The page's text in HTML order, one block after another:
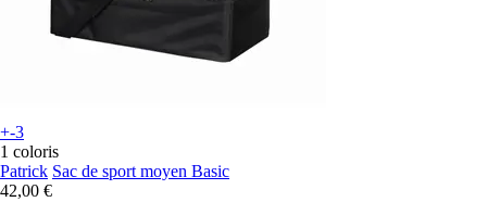
+-3
1 coloris
Patrick Sac de sport moyen Basic
42,00 €